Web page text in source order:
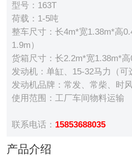
型号：163T
荷载：1-5吨
整车尺寸：长4m*宽1.38m*高
1.9m）
货箱尺寸：长2.2m*宽1.38m*高
发动机：单缸、15-32马力（可
发动机品牌：常发、常柴、时
使用范围：工厂车间物料运输
联系电话： 15853688035
产品介绍